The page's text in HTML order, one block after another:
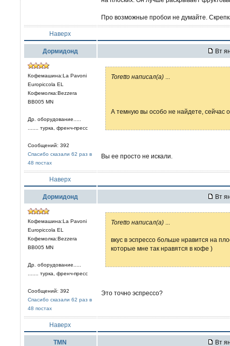
Про возможные пробои не думайте.
Наверх
Дормидонд Вт
Кофемашина:La Pavoni
Europiccola EL
Кофемолка:Bezzera
ВВ005 МN
Др. оборудование.....
....... турка, френч-пресс
Сообщений: 392
Спасибо сказали 62 раз в
48 постах
Toretto написал(а)
А темную вы особо не найдете, сейчас
Вы ее просто не искали.
Наверх
Дормидонд Вт
Кофемашина:La Pavoni
Europiccola EL
Кофемолка:Bezzera
ВВ005 МN
Др. оборудование.....
....... турка, френч-пресс
Сообщений: 392
Спасибо сказали 62 раз в
48 постах
Toretto написал(а)
вкус в эспрессо больше нравится на
которые мне так нравятся в кофе )
Это точно эспрессо?
Наверх
TMN Вт